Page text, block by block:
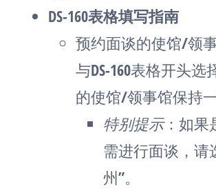
DS-160表格填写指南
预约面谈的使馆/领
与DS-160表格开头选
的使馆/领事馆保持一
特别提示：如果
需进行面谈，请
州”。